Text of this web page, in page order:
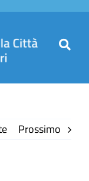
Prossimo